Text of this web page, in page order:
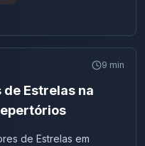
9 min
Estrelas na
de Estrelas em